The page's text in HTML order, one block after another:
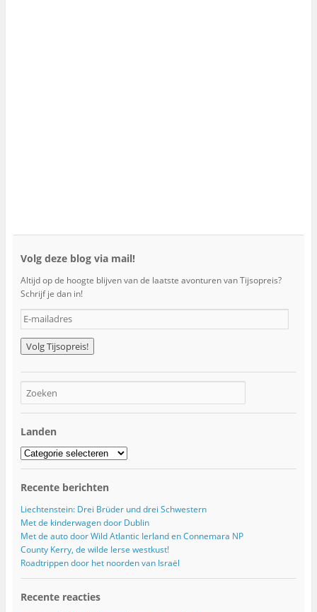
Volg deze blog via mail!
Altijd op de hoogte blijven van de laatste avonturen van Tijsopreis?
Schrijf je dan in!
E
-
m
a
i
l
e
s
Landen
Landen
Recente berichten
Liechtenstein: Drei Brüder und drei Schwestern
Met de kinderwagen door Dublin
Met de auto door Wild Atlantic Ierland en Connemara NP
County Kerry, de wilde Ierse westkust!
Roadtrippen door het noorden van Israël
Recente reacties